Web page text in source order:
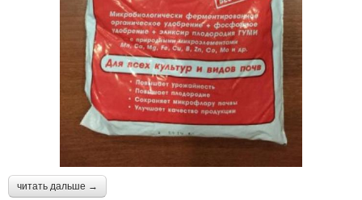
читать дальше →